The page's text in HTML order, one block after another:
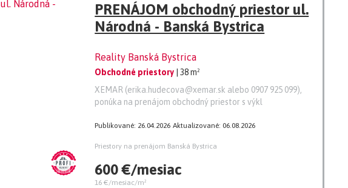
PRENÁJOM obchodný priestor ul.
Národná - Banská Bystrica
Reality Banská Bystrica
Obchodné priestory
| 38 m²
XEMAR (erika.hudecova@xemar.sk alebo 0907 925 099),
ponúka na prenájom obchodný priestor s výkl
Publikované: 26.04.2026 Aktualizované: 06.08.2026
Priestory na prenájom Banská Bystrica
600 €/mesiac
16 €/mesiac/m²